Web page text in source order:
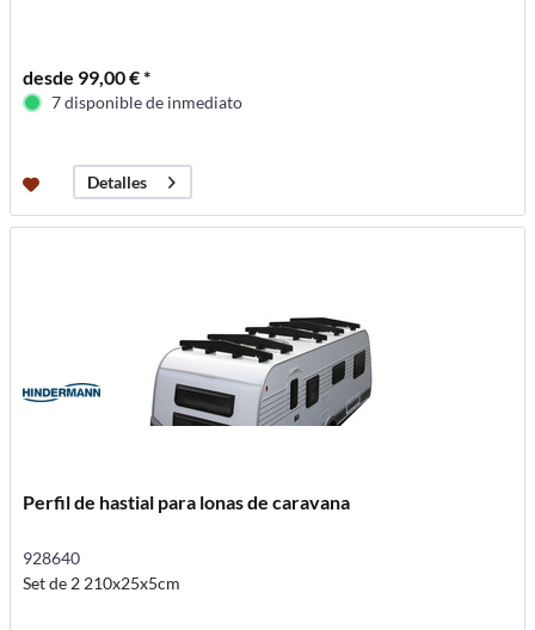
desde 99,00 € *
7 disponible de inmediato
Detalles
Perfil de hastial para lonas de caravana
928640
Set de 2 210x25x5cm